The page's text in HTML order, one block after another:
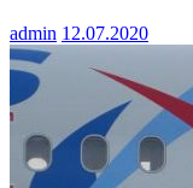
admin 12.07.2020